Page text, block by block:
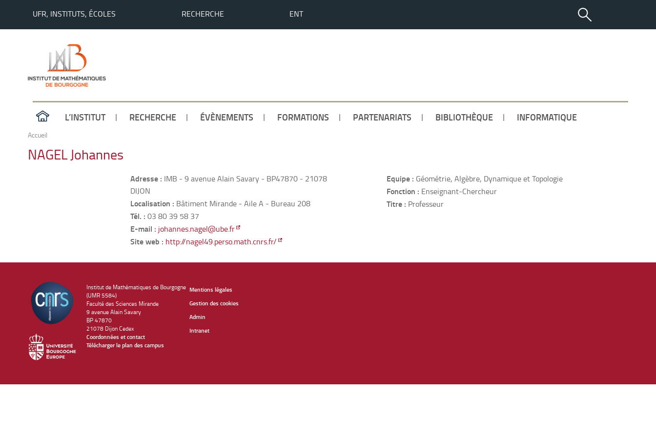
UFR, INSTITUTS, ÉCOLES RECHERCHE ENT
L’INSTITUT RECHERCHE ÉVÈNEMENTS FORMATIONS PARTENARIATS BIBLIOTHÈQUE INFORMATIQUE
Accueil
NAGEL Johannes
Adresse : IMB - 9 avenue Alain Savary - BP47870 - 21078
DIJON
Localisation : Bâtiment Mirande - Aile A - Bureau 208
Tél. : 03 80 39 58 37
E-mail : johannes.nagel@ube.fr
Site web : http://nagel49.perso.math.cnrs.fr/
Equipe : Géométrie, Algèbre, Dynamique et Topologie
Fonction : Enseignant-Chercheur
Titre : Professeur
Institut de Mathématiques de Bourgogne
(UMR 5584)
Faculté des Sciences Mirande
9 avenue Alain Savary
BP 47870
21078 Dijon Cedex
Coordonnées et contact
Télécharger le plan des campus
Mentions légales
Gestion des cookies
Admin
Intranet